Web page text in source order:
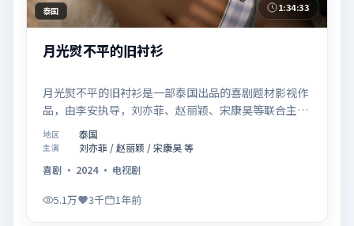
泰国 1:34:33
月光熨不平的旧衬衫
月光熨不平的旧衬衫是一部泰国出品的喜剧题材影视作
品，由李安执导，刘亦菲、赵丽颖、宋康昊等联合主
演，于2024年11月18日在院线首映。影片围绕「爱的
迟疑与勇敢迈出的一步」展开叙事，镜头语言克制而富
有张力，节奏起伏得当，人物弧光完整；配乐与场面调
度强化了类型片的观感体验，亦留有可供解读的细节空
间，适合关注现实主义叙事与人物关系的观众观看与收
地区 泰国
主演
刘亦菲 / 赵丽颖 / 宋康昊 等
喜剧 · 2024· 电视剧
5.1万 3千 1年前